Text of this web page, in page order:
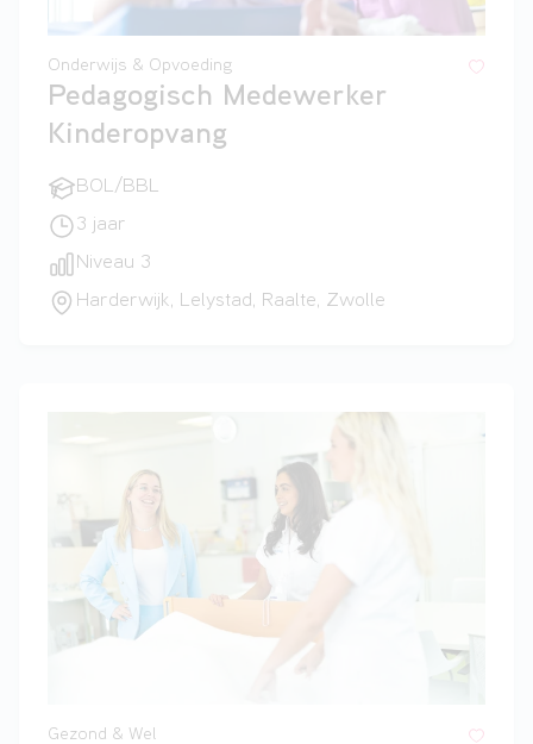
Onderwijs & Opvoeding
Pedagogisch Medewerker
Kinderopvang
BOL/BBL
3 jaar
Niveau 3
Harderwijk, Lelystad, Raalte, Zwolle
Gezond & Wel